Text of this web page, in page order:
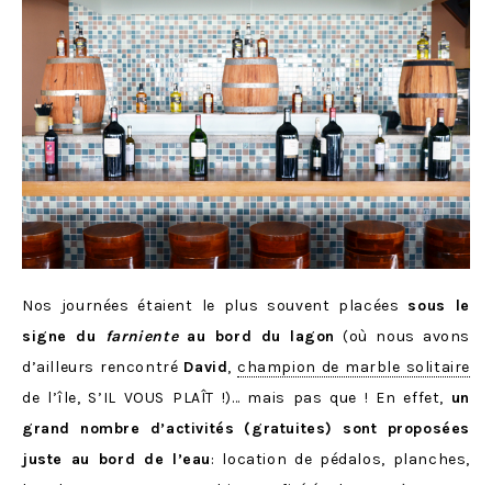
Nos journées étaient le plus souvent placées sous le
signe du farnienteau bord du lagon (où nous avons
d’ailleurs rencontré David,champion de marble solitaire
de l’île, S’IL VOUS PLAÎT !)… mais pas que ! En effet, un
grand nombre d’activités (gratuites) sont proposées
juste au bord de l’eau: location de pédalos, planches,